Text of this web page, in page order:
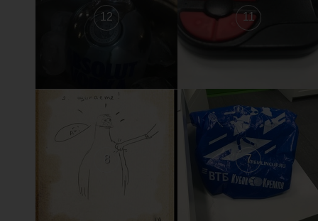
12 11
8 7